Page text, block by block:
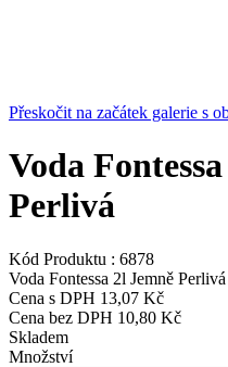
Přeskočit na začátek galerie s
Voda
Perlivá
Kód Produktu : 6878
Voda Fontessa 2l Jemně
Cena s DPH 13,07 Kč
Cena bez DPH 10,80 Kč
Skladem
Množství